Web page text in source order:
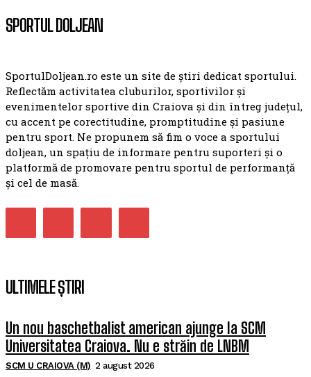
SPORTUL DOLJEAN
SportulDoljean.ro este un site de știri dedicat sportului.
Reflectăm activitatea cluburilor, sportivilor și
evenimentelor sportive din Craiova și din întreg județul,
cu accent pe corectitudine, promptitudine și pasiune
pentru sport. Ne propunem să fim o voce a sportului
doljean, un spațiu de informare pentru suporteri și o
platformă de promovare pentru sportul de performanță
și cel de masă.
ULTIMELE ȘTIRI
Un nou baschetbalist american ajunge la SCM
Universitatea Craiova. Nu e străin de LNBM
SCM U CRAIOVA (M) 2 august 2026